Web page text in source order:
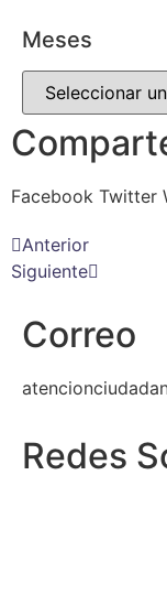
Meses
Facebook Twitter
Anterior
Siguiente
Correo
Redes